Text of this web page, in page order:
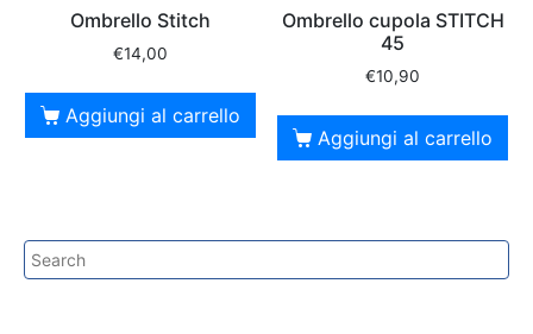
Ombrello Stitch
€14,00
Aggiungi al carrello
Ombrello cupola STITCH
45
€10,90
Aggiungi al carrello